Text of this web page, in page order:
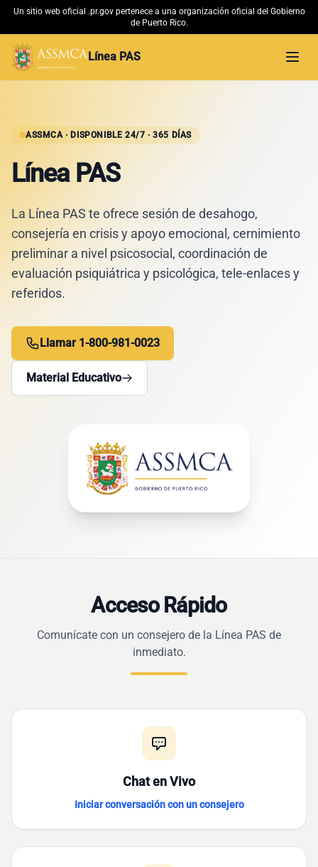
Un sitio web oficial .pr.gov pertenece a una organización oficial del Gobierno
de Puerto Rico.
Línea PAS
Abrir
Material Educativo
Conoce más
ASSMCA →
ASSMCA · DISPONIBLE 24/7 · 365 DÍAS
Línea PAS
La Línea PAS te ofrece sesión de desahogo,
consejería en crisis y apoyo emocional, cernimiento
preliminar a nivel psicosocial, coordinación de
evaluación psiquiátrica y psicológica, tele-enlaces y
referidos.
Llamar 1-800-981-0023
Material Educativo
Acceso Rápido
Comunícate con un consejero de la Línea PAS de
inmediato.
Chat en Vivo
Iniciar conversación con un consejero